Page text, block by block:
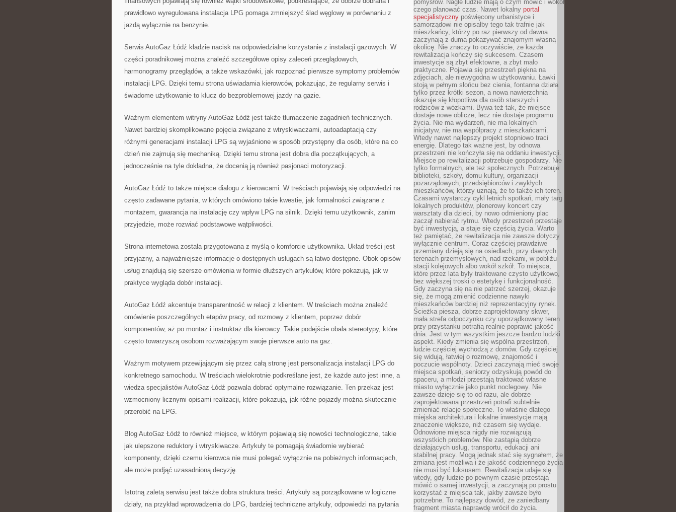
prawidłowo wyregulowana instalacja LPG pomaga zmniejszyć ślad węglowy w porównaniu z
jazdą wyłącznie na benzynie.
Serwis AutoGaz Łódź kładzie nacisk na odpowiedzialne korzystanie z instalacji gazowych. W
części poradnikowej można znaleźć szczegółowe opisy zaleceń przeglądowych,
harmonogramy przeglądów, a także wskazówki, jak rozpoznać pierwsze symptomy problemów
instalacji LPG. Dzięki temu strona uświadamia kierowców, pokazując, że regularny serwis i
świadome użytkowanie to klucz do bezproblemowej jazdy na gazie.
Ważnym elementem witryny AutoGaz Łódź jest także tłumaczenie zagadnień technicznych.
Nawet bardziej skomplikowane pojęcia związane z wtryskiwaczami, autoadaptacją czy
różnymi generacjami instalacji LPG są wyjaśnione w sposób przystępny dla osób, które na co
dzień nie zajmują się mechaniką. Dzięki temu strona jest dobra dla początkujących, a
jednocześnie na tyle dokładna, że docenią ją również pasjonaci motoryzacji.
AutoGaz Łódź to także miejsce dialogu z kierowcami. W treściach pojawiają się odpowiedzi na
często zadawane pytania, w których omówiono takie kwestie, jak formalności związane z
montażem, gwarancja na instalację czy wpływ LPG na silnik. Dzięki temu użytkownik, zanim
przyjedzie, może rozwiać podstawowe wątpliwości.
Strona internetowa została przygotowana z myślą o komforcie użytkownika. Układ treści jest
przyjazny, a najważniejsze informacje o dostępnych usługach są łatwo dostępne. Obok opisów
usług znajdują się szersze omówienia w formie dłuższych artykułów, które pokazują, jak w
praktyce wygląda dobór instalacji.
AutoGaz Łódź akcentuje transparentność w relacji z klientem. W treściach można znaleźć
omówienie poszczególnych etapów pracy, od rozmowy z klientem, poprzez dobór
komponentów, aż po montaż i instruktaż dla kierowcy. Takie podejście obala stereotypy, które
często towarzyszą osobom rozważającym swoje pierwsze auto na gaz.
Ważnym motywem przewijającym się przez całą stronę jest personalizacja instalacji LPG do
konkretnego samochodu. W treściach wielokrotnie podkreślane jest, że każde auto jest inne, a
wiedza specjalistów AutoGaz Łódź pozwala dobrać optymalne rozwiązanie. Ten przekaz jest
wzmocniony licznymi opisami realizacji, które pokazują, jak różne pojazdy można skutecznie
przerobić na LPG.
Blog AutoGaz Łódź to również miejsce, w którym pojawiają się nowości technologiczne, takie
jak ulepszone reduktory i wtryskiwacze. Artykuły te pomagają świadomie wybierać
komponenty, dzięki czemu kierowca nie musi polegać wyłącznie na pobieżnych informacjach,
ale może podjąć uzasadnioną decyzję.
Istotną zaletą serwisu jest także dobra struktura treści. Artykuły są porządkowane w logiczne
działy, na przykład wprowadzenia do LPG, bardziej techniczne artykuły, odpowiedzi na pytania
pomysłów. Nagle ludzie mają o czym mówić i wokół
czego planować czas. Nawet lokalny portal
specjalistyczny poświęcony urbanistyce i
samorządowi nie opisałby tego tak trafnie jak
mieszkańcy, którzy po raz pierwszy od dawna
zaczynają z dumą pokazywać znajomym własną
okolicę. Nie znaczy to oczywiście, że każda
rewitalizacja kończy się sukcesem. Czasem
inwestycje są zbyt efektowne, a zbyt mało
praktyczne. Pojawia się przestrzeń piękna na
zdjęciach, ale niewygodna w użytkowaniu. Ławki
stoją w pełnym słońcu bez cienia, fontanna działa
tylko przez krótki sezon, a nowa nawierzchnia
okazuje się kłopotliwa dla osób starszych i
rodziców z wózkami. Bywa też tak, że miejsce
dostaje nowe oblicze, lecz nie dostaje programu
życia. Nie ma wydarzeń, nie ma lokalnych
inicjatyw, nie ma współpracy z mieszkańcami.
Wtedy nawet najlepszy projekt stopniowo traci
energię. Dlatego tak ważne jest, by odnowa
przestrzeni nie kończyła się na oddaniu inwestycji.
Miejsce po rewitalizacji potrzebuje gospodarzy. Nie
tylko formalnych, ale też społecznych. Potrzebuje
biblioteki, szkoły, domu kultury, organizacji
pozarządowych, przedsiębiorców i zwykłych
mieszkańców, którzy uznają, że to także ich teren.
Czasami wystarczy cykl letnich spotkań, mały targ
lokalnych produktów, plenerowy koncert czy
warsztaty dla dzieci, by nowo odmieniony plac
zaczął nabierać rytmu. Wtedy przestrzeń przestaje
być inwestycją, a staje się częścią życia. Warto
też pamiętać, że rewitalizacja nie zawsze dotyczy
wyłącznie centrum. Coraz częściej prawdziwe
przemiany dzieją się na osiedlach, przy dawnych
terenach przemysłowych, nad rzekami, w pobliżu
stacji kolejowych albo wokół szkół. To miejsca,
które przez lata były traktowane czysto użytkowo,
bez większej troski o estetykę i funkcjonalność.
Gdy zaczyna się na nie patrzeć szerzej, okazuje
się, że mogą zmienić codzienne nawyki
mieszkańców bardziej niż reprezentacyjny rynek.
Ścieżka piesza, dobrze zaprojektowany skwer,
mała strefa odpoczynku czy uporządkowany teren
przy przystanku potrafią realnie poprawić jakość
dnia. Jest w tym wszystkim jeszcze bardzo ludzki
aspekt. Kiedy zmienia się wspólna przestrzeń,
ludzie częściej wychodzą z domów. Gdy częściej
się widują, łatwiej o rozmowę, znajomość i
poczucie wspólnoty. Dzieci zaczynają mieć swoje
miejsca spotkań, seniorzy odzyskują powód do
spaceru, a młodzi przestają traktować własne
miasto wyłącznie jako punkt noclegowy. Nie
zawsze dzieje się to od razu, ale dobrze
zaprojektowana przestrzeń potrafi subtelnie
zmieniać relacje społeczne. To właśnie dlatego
miejska architektura i lokalne inwestycje mają
znaczenie większe, niż czasem się wydaje.
Odnowione miejsca nigdy nie rozwiązują
wszystkich problemów. Nie zastąpią dobrze
działających usług, transportu, edukacji ani
stabilnej pracy. Mogą jednak stać się sygnałem, że
zmiana jest możliwa i że jakość codziennego życia
nie musi być luksusem. Rewitalizacja udaje się
wtedy, gdy ludzie po pewnym czasie przestają
mówić o samej inwestycji, a zaczynają po prostu
korzystać z miejsca tak, jakby zawsze było
potrzebne. To najlepszy dowód, że zaniedbany
fragment miasta naprawdę wrócił do życia.